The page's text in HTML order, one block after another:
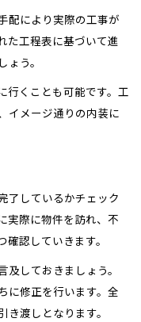
配により実際の工事が
た工程表に基づいて進
う。
行くことも可能です。工
イメージ通りの内装に
了しているかチェック
実際に物件を訪れ、不
認していきます。
しておきましょう。
に修正を行います。全
渡しとなります。